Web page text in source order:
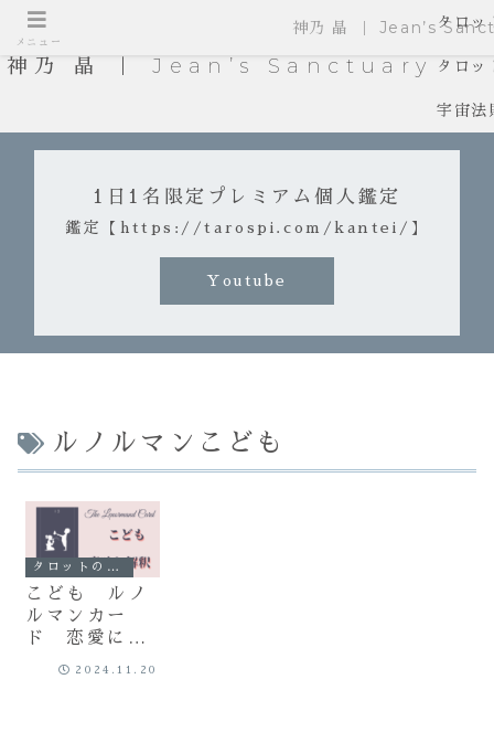
神乃 晶 ｜ Jean’s Sanctuary
タロッ
タロッ
宇宙法
1日1名限定プレミアム個人鑑定
鑑定【https://tarospi.com/kantei/】
Youtube
ルノルマンこども
タロットの世界
こども ルノ
ルマンカー
ド 恋愛にお
ける意味と解
2024.11.20
メニュー
神乃 晶 ｜ Jean’s